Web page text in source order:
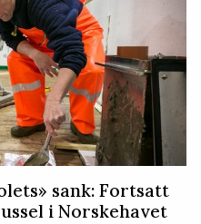
sank: Fortsatt
i Norskehavet